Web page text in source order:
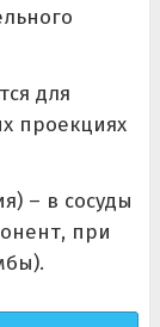
для
проекциях
– в сосуды
при